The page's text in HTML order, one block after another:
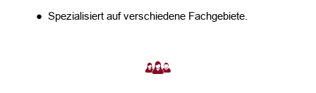
● Spezialisiert auf verschiedene Fachgebiete.